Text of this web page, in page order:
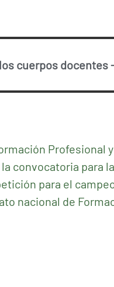
cuerpos docentes
Profesional
convocatoria para
para el
nacional de